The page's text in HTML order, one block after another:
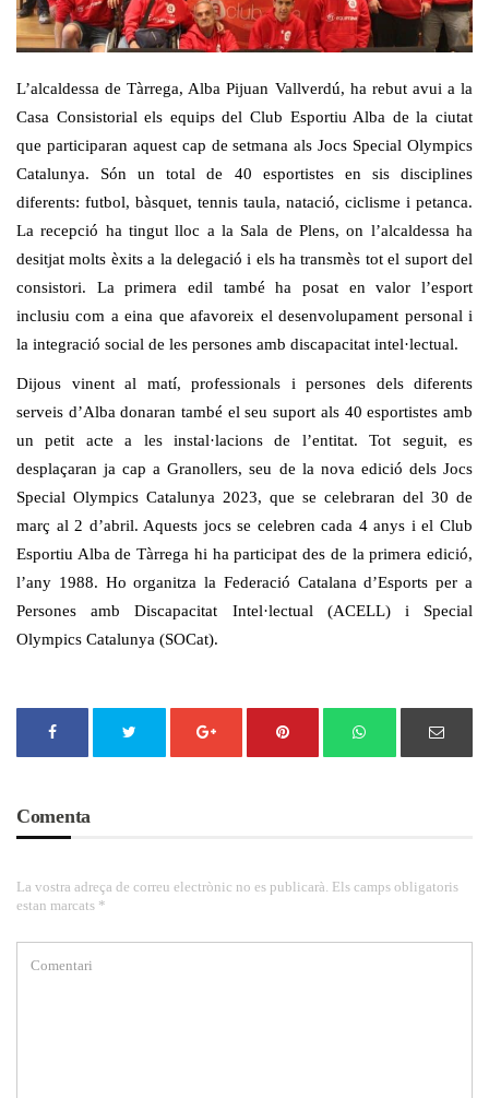
L’alcaldessa de Tàrrega, Alba Pijuan Vallverdú, ha rebut avui a la
Casa Consistorial els equips del Club Esportiu Alba de la ciutat
que participaran aquest cap de setmana als Jocs Special Olympics
Catalunya. Són un total de 40 esportistes en sis disciplines
diferents: futbol, bàsquet, tennis taula, natació, ciclisme i petanca.
La recepció ha tingut lloc a la Sala de Plens, on l’alcaldessa ha
desitjat molts èxits a la delegació i els ha transmès tot el suport del
consistori. La primera edil també ha posat en valor l’esport
inclusiu com a eina que afavoreix el desenvolupament personal i
la integració social de les persones amb discapacitat intel·lectual.
Dijous vinent al matí, professionals i persones dels diferents
serveis d’Alba donaran també el seu suport als 40 esportistes amb
un petit acte a les instal·lacions de l’entitat. Tot seguit, es
desplaçaran ja cap a Granollers, seu de la nova edició dels Jocs
Special Olympics Catalunya 2023, que se celebraran del 30 de
març al 2 d’abril. Aquests jocs se celebren cada 4 anys i el Club
Esportiu Alba de Tàrrega hi ha participat des de la primera edició,
l’any 1988. Ho organitza la Federació Catalana d’Esports per a
Persones amb Discapacitat Intel·lectual (ACELL) i Special
Olympics Catalunya (SOCat).
Comenta
La vostra adreça de correu electrònic no es publicarà. Els camps obligatoris
estan marcats *